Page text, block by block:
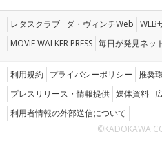
レタスクラブ ダ・ヴィンチWeb WEB
MOVIE WALKER PRESS 毎日が発見ネット
利用規約 プライバシーポリシー 推奨
プレスリリース・情報提供 媒体資料
利用者情報の外部送信について
©KADOKAWA